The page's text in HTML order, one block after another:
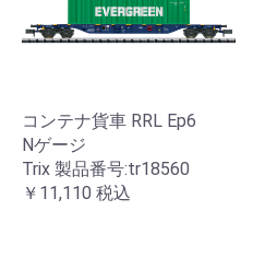
コンテナ貨車 RRL Ep6
Nゲージ
Trix 製品番号:tr18560
￥11,110 税込